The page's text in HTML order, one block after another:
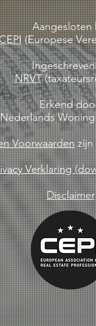
Aangesloten
(Europese
NRVT
Erkend
Voorwaardenzijn
Verklaring
Disclaimer